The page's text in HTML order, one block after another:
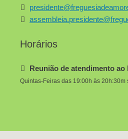
Horários
Reunião de atendimento ao
Quintas-Feiras das 19:00h às 20h:30m